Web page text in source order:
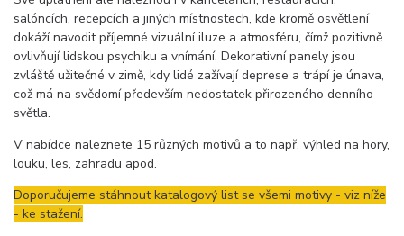
salóncích, recepcích a jiných místnostech, kde kromě osvětlení
dokáží navodit příjemné vizuální iluze a atmosféru, čímž pozitivně
ovlivňují lidskou psychiku a vnímání. Dekorativní panely jsou
zvláště užitečné v zimě, kdy lidé zažívají deprese a trápí je únava,
což má na svědomí především nedostatek přirozeného denního
světla.
V nabídce naleznete 15 různých motivů a to např. výhled na hory,
louku, les, zahradu apod.
Doporučujeme stáhnout katalogový list se všemi motivy - viz níže
- ke stažení.